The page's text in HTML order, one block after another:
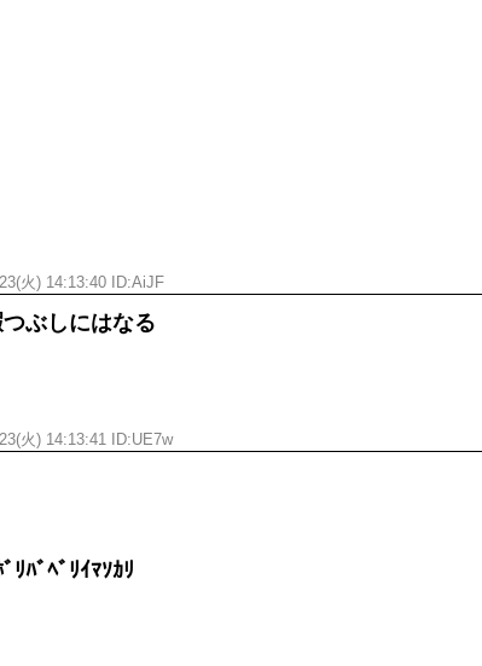
火) 14:13:40 ID:AiJF
ぶしにはなる
火) 14:13:41 ID:UE7w
ﾘﾊﾞﾍﾞﾘｲﾏｿｶﾘ